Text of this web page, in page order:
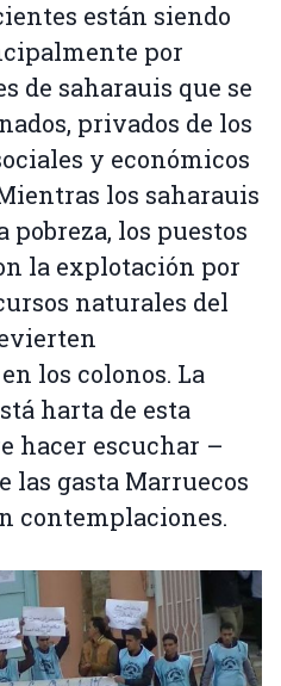
están siendo
por
de saharauis que se
privados de los
y económicos
los saharauis
pobreza, los puestos
la explotación por
naturales del
los colonos. La
harta de esta
hacer escuchar –
las gasta Marruecos
contemplaciones.